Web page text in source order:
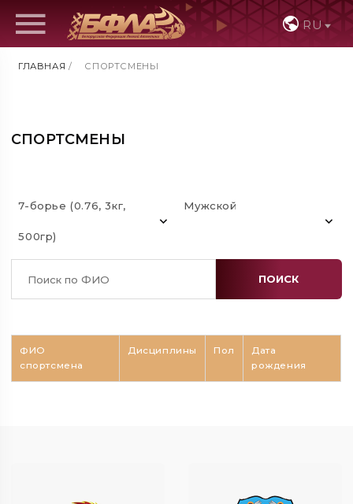
RU
ГЛАВНАЯ / СПОРТСМЕНЫ
СПОРТСМЕНЫ
7-борье (0.76, 3кг,
500гр)
Мужской
ПОИСК
ФИО
спортсмена
Дисциплины Пол
Дата
рождения